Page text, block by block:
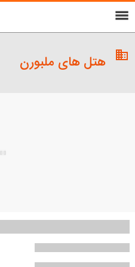
menu
domain هتل های ملبورن